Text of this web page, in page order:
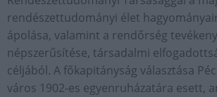
rendészettudományi élet
ápolása, valamint a rendőrség
népszerűsítése, társadalmi
céljából. A főkapitányság választása
város 1902-es egyenruházatára esett,